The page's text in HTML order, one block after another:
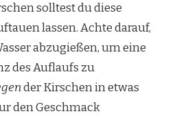
solltest du diese
lassen. Achte darauf,
abzugießen, um eine
des Auflaufs zu
der Kirschen in etwas
den Geschmack